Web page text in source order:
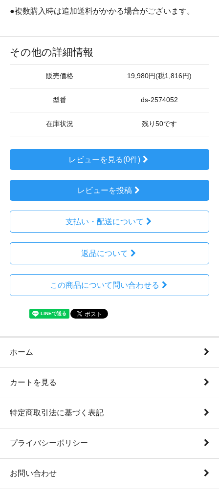
●複数購入時は追加送料がかかる場合がございます。
その他の詳細情報
販売価格 19,980円(税1,816円)
型番 ds-2574052
在庫状況 残り50です
レビューを見る(0件)
レビューを投稿
支払い・配送について
返品について
この商品について問い合わせる
ホーム
カートを見る
特定商取引法に基づく表記
プライバシーポリシー
お問い合わせ